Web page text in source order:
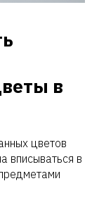
в
цветов
вписываться в